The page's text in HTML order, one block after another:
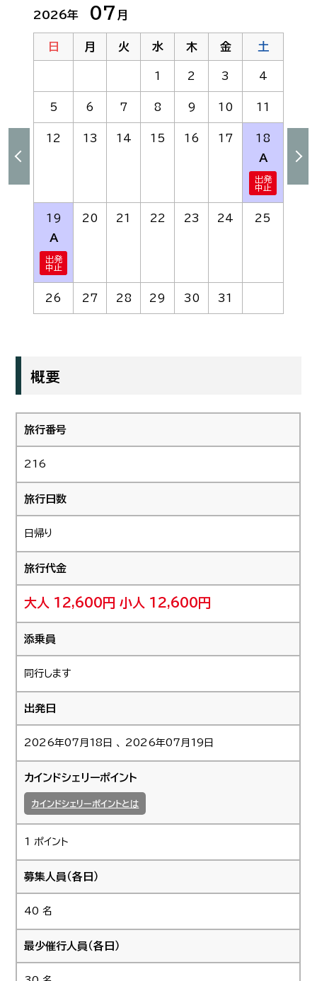
2026年 07 月
日 月 火 水 木 金 土
1 2 3 4
5 6 7 8 9 10 11
12 13 14 15 16 17 18
A
19
A
20 21 22 23 24 25
26 27 28 29 30 31
概要
旅行番号
216
旅行日数
日帰り
旅行代金
大人 12,600円小人 12,600円
添乗員
同行します
出発日
2026年07月18日 、 2026年07月19日
カインドシェリーポイント
カインドシェリーポイントとは
1 ポイント
募集人員（各日）
40 名
最少催行人員（各日）